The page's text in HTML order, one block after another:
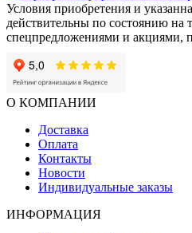
Условия приобретения и
действительны по состоянию на
спецпредложениями и акциями,
О КОМПАНИИ
Доставка
Оплата
Контакты
Новости
Индивидуальные заказы
ИНФОРМАЦИЯ